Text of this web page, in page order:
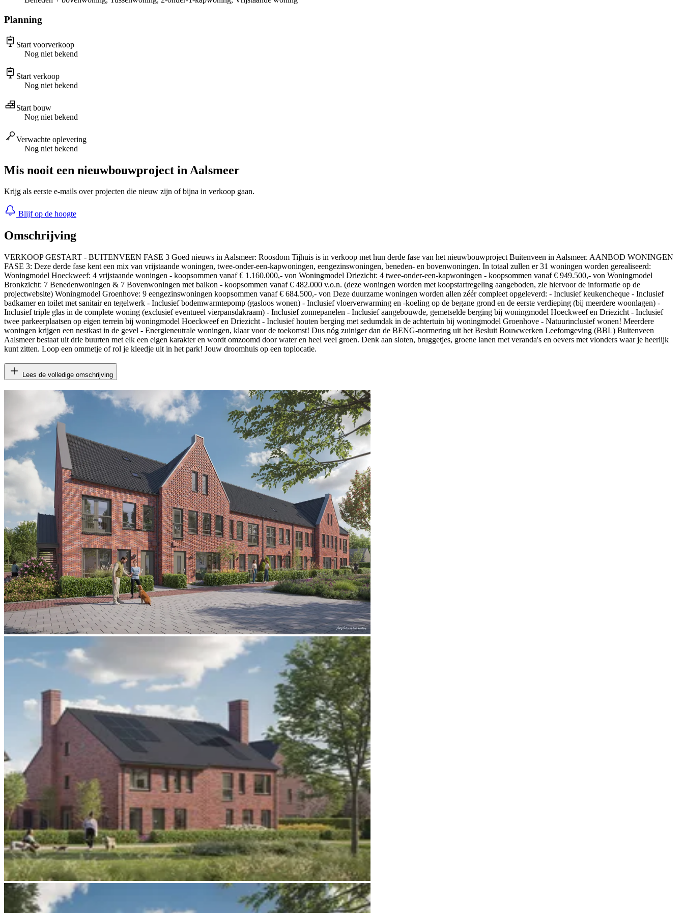
Planning
Start voorverkoop
Nog niet bekend
Start verkoop
Nog niet bekend
Start bouw
Nog niet bekend
Verwachte oplevering
Nog niet bekend
Mis nooit een nieuwbouwproject in Aalsmeer
Krijg als eerste e-mails over projecten die nieuw zijn of bijna in verkoop gaan.
Blijf op de hoogte
Omschrijving
VERKOOP GESTART - BUITENVEEN FASE 3 Goed nieuws in Aalsmeer: Roosdom Tijhuis is in verkoop met hun derde fase van het nieuwbouwproject Buitenveen in Aalsmeer. AANBOD WONINGEN
FASE 3: Deze derde fase kent een mix van vrijstaande woningen, twee-onder-een-kapwoningen, eengezinswoningen, beneden- en bovenwoningen. In totaal zullen er 31 woningen worden gerealiseerd:
Woningmodel Hoeckweef: 4 vrijstaande woningen - koopsommen vanaf € 1.160.000,- von Woningmodel Driezicht: 4 twee-onder-een-kapwoningen - koopsommen vanaf € 949.500,- von Woningmodel
Bronkzicht: 7 Benedenwoningen & 7 Bovenwoningen met balkon - koopsommen vanaf € 482.000 v.o.n. (deze woningen worden met koopstartregeling aangeboden, zie hiervoor de informatie op de
projectwebsite) Woningmodel Groenhove: 9 eengezinswoningen koopsommen vanaf € 684.500,- von Deze duurzame woningen worden allen zéér compleet opgeleverd: - Inclusief keukencheque - Inclusief
badkamer en toilet met sanitair en tegelwerk - Inclusief bodemwarmtepomp (gasloos wonen) - Inclusief vloerverwarming en -koeling op de begane grond en de eerste verdieping (bij meerdere woonlagen) -
Inclusief triple glas in de complete woning (exclusief eventueel vierpansdakraam) - Inclusief zonnepanelen - Inclusief aangebouwde, gemetselde berging bij woningmodel Hoeckweef en Driezicht - Inclusief
twee parkeerplaatsen op eigen terrein bij woningmodel Hoeckweef en Driezicht - Inclusief houten berging met sedumdak in de achtertuin bij woningmodel Groenhove - Natuurinclusief wonen! Meerdere
woningen krijgen een nestkast in de gevel - Energieneutrale woningen, klaar voor de toekomst! Dus nóg zuiniger dan de BENG-normering uit het Besluit Bouwwerken Leefomgeving (BBL) Buitenveen
Aalsmeer bestaat uit drie buurten met elk een eigen karakter en wordt omzoomd door water en heel veel groen. Denk aan sloten, bruggetjes, groene lanen met veranda's en oevers met vlonders waar je heerlijk
kunt zitten. Loop een ommetje of rol je kleedje uit in het park! Jouw droomhuis op een toplocatie.
Lees de volledige omschrijving